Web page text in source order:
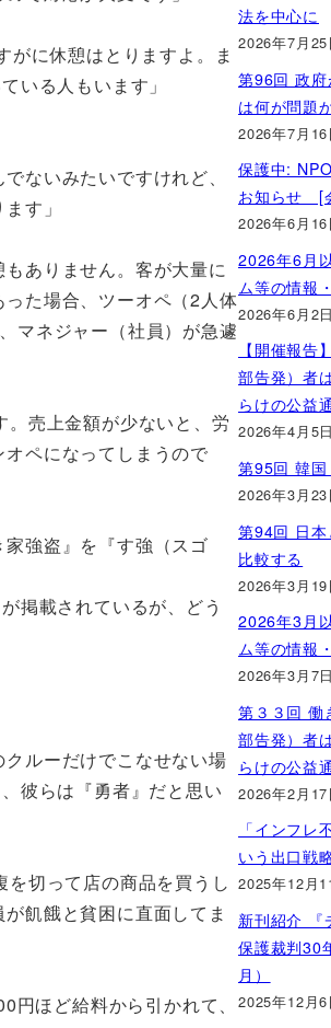
がに休憩はとりますよ。ま
いる人もいます」
ないみたいですけれど、
す」
ありません。客が大量に
た場合、ツーオペ（2人体
マネジャー（社員）が急遽
。売上金額が少ないと、労
ペになってしまうので
強盗』を『す強（スゴ
掲載されているが、どう
ルーだけでこなせない場
彼らは『勇者』だと思い
を切って店の商品を買うし
飢餓と貧困に直面してま
ほど給料から引かれて、
法を中心に
2026年7月25
第96回 政府
は何が問題
2026年7月16
保護中:
お知らせ [
2026年6月16
2026年6月
ム等の情報
2026年6月2日
【開催報
部告発）者
らけの公益
2026年4月5日
第95回 韓国
2026年3月23
第94回 日本
比較する
2026年3月19
2026年3月
ム等の情報
2026年3月7日
第３３回
部告発）者
らけの公益
2026年2月17
「インフ
いう出口戦
2025年12月
新刊紹介 『
保護裁判30
月）
2025年12月6